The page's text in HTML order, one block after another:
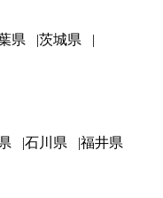
県
茨城県
石川県 福井県